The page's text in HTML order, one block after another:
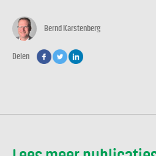
Bernd Karstenberg
Delen